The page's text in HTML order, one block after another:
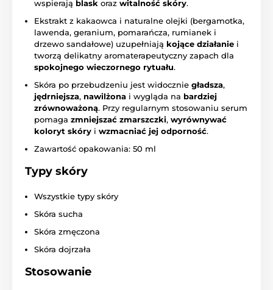
wspierają blask oraz witalność skóry.
Ekstrakt z kakaowca i naturalne olejki (bergamotka,
lawenda, geranium, pomarańcza, rumianek i
drzewo sandałowe) uzupełniają kojące działanie i
tworzą delikatny aromaterapeutyczny zapach dla
spokojnego wieczornego rytuału.
Skóra po przebudzeniu jest widocznie gładsza,
jędrniejsza, nawilżona i wygląda na bardziej
zrównoważoną. Przy regularnym stosowaniu serum
pomaga zmniejszać zmarszczki, wyrównywać
koloryt skóry i wzmacniać jej odporność.
Zawartość opakowania: 50 ml
Typy skóry
Wszystkie typy skóry
Skóra sucha
Skóra zmęczona
Skóra dojrzała
Stosowanie